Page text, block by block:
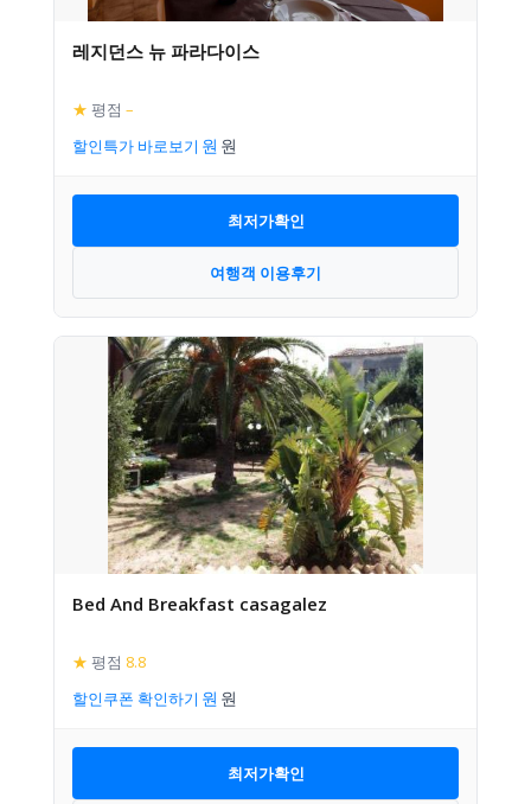
레지던스 뉴 파라다이스
★ 평점 –
할인특가 바로보기
최저가확인
여행객 이용후기
Bed And Breakfast casagalez
★ 평점 8.8
할인쿠폰 확인하기
최저가확인